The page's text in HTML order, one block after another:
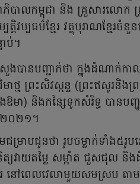
ាភិបាលកម្ពុជា និង គ្រួសារលោ
ត្តិវប្បធម៌ខ្មែរ វត្ថុបុរាណខ្មែ
ាប់។
ងបានបញ្ជាក់ថា ក្នុងដំណាក់កាល
ាថ្ម ព្រះសិវស្កន្ទ (ព្រះឥសូរនិងព្
ឱមា) និងកន្សៃទូកសំរិទ្ធ បានប
២០២១។
ម្រាបជូនថា រូបចម្លាក់ទាំង៥រូប
យវាយតម្លៃ សម្អាំត ជួសជុល និ
នៅពេលវេលាមួយសមស្រប តាម